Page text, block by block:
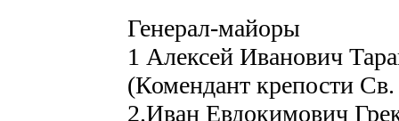
Генерал-майоры
1 Алексей Иванович
(Комендант крепости
2.Иван Евдокимович